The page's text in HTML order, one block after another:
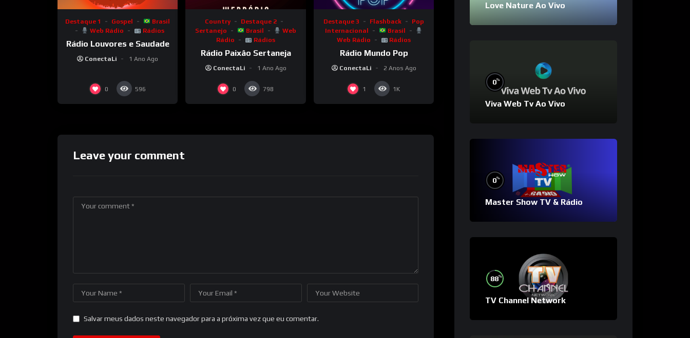
Destaque 1 Gospel
Brasil
Web Rádio
Rádios
Rádio Louvores e Saudade
ConectaLi 1 Ano Ago
0 596
Country
Destaque 2
Sertanejo
Brasil
Web
Rádio
Rádios
Rádio Paixão Sertaneja
ConectaLi 1 Ano Ago
0 798
Destaque 3 Flashback
Pop
Internacional
Brasil
Web Rádio
Rádios
Rádio Mundo Pop
ConectaLi 2 Anos Ago
1 1K
Leave your comment
Salvar meus dados neste navegador para a próxima vez que eu comentar.
Love Nature Ao Vivo
0%
Viva Web Tv Ao Vivo
0%
Master Show TV & Rádio
88%
TV Channel Network